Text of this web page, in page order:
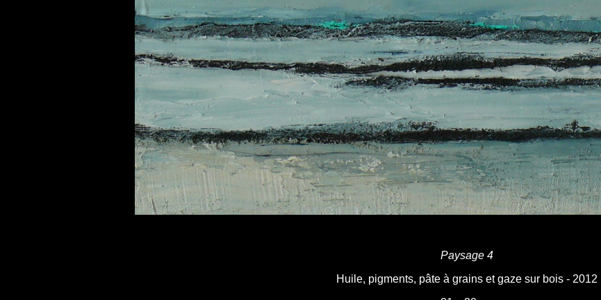
Paysage 4
Huile, pigments, pâte à grains et gaze sur bois - 2012